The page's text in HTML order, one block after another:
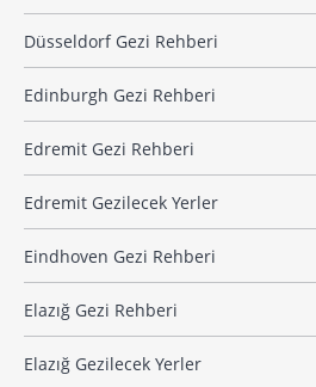
Düsseldorf Gezi Rehberi
Edinburgh Gezi Rehberi
Edremit Gezi Rehberi
Edremit Gezilecek Yerler
Eindhoven Gezi Rehberi
Elazığ Gezi Rehberi
Elazığ Gezilecek Yerler